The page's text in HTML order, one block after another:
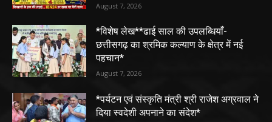
August 7, 2026
*विशेष लेख**ढाई साल की उपलब्धियाँ-
छत्तीसगढ़ का श्रमिक कल्याण के क्षेत्र में नई
पहचान*
August 7, 2026
*पर्यटन एवं संस्कृति मंत्री श्री राजेश अग्रवाल ने
दिया स्वदेशी अपनाने का संदेश*